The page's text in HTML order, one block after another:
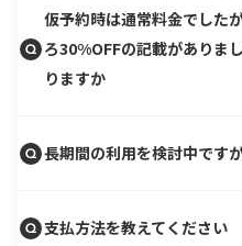
仮予約時は通常料金でした
ろ30%OFFの記載がありま
りますか
長期間の利用を検討中です
支払方法を教えてください